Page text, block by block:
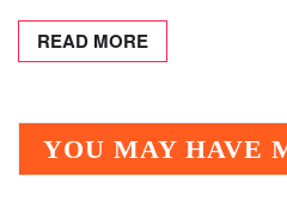
READ MORE
YOU MAY HAVE